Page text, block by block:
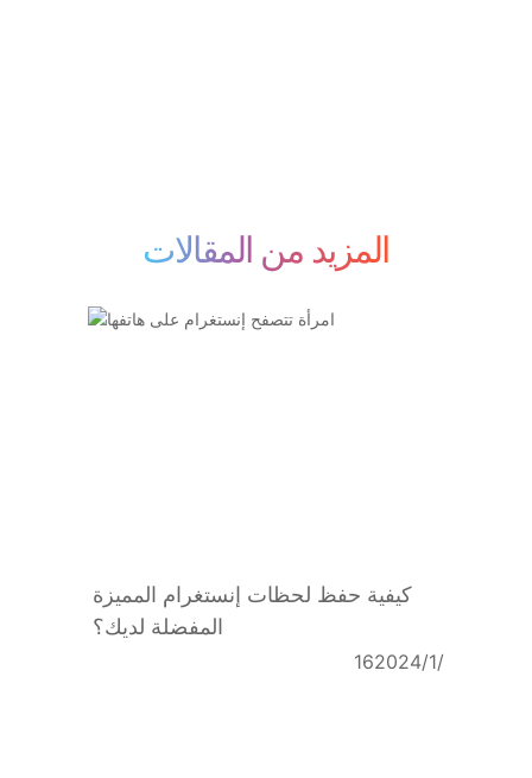
المزيد من المقالات
كيفية حفظ لحظات إنستغرام المميزة
المفضلة لديك؟
16‏/1‏/2024